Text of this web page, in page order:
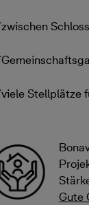
zwischen
viele Stellplätze
Gute